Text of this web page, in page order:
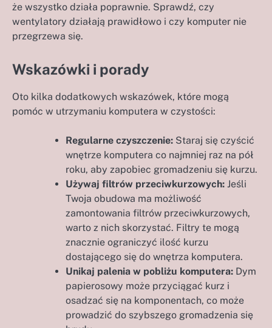
że wszystko działa poprawnie. Sprawdź, czy
wentylatory działają prawidłowo i czy komputer nie
przegrzewa się.
Wskazówki i porady
Oto kilka dodatkowych wskazówek, które mogą
pomóc w utrzymaniu komputera w czystości:
Regularne czyszczenie: Staraj się czyścić
wnętrze komputera co najmniej raz na pół
roku, aby zapobiec gromadzeniu się kurzu.
Używaj filtrów przeciwkurzowych: Jeśli
Twoja obudowa ma możliwość
zamontowania filtrów przeciwkurzowych,
warto z nich skorzystać. Filtry te mogą
znacznie ograniczyć ilość kurzu
dostającego się do wnętrza komputera.
Unikaj palenia w pobliżu komputera: Dym
papierosowy może przyciągać kurz i
osadzać się na komponentach, co może
prowadzić do szybszego gromadzenia się